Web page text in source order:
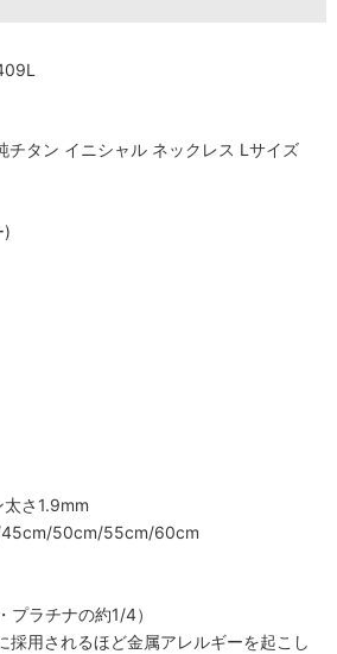
チタン イニシャル ネックレス Lサイズ
)
さ1.9mm
45cm/50cm/55cm/60cm
プラチナの約1/4）
採用されるほど金属アレルギーを起こし